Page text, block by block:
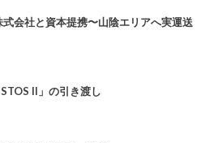
会社と資本提携〜山陰エリアへ実運送
II」の引き渡し